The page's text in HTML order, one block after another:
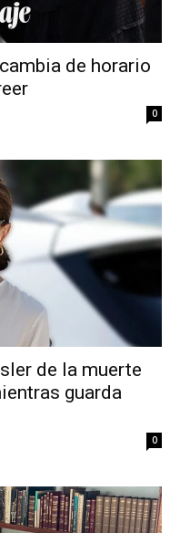
cambia de horario
0
de la muerte
guarda
0